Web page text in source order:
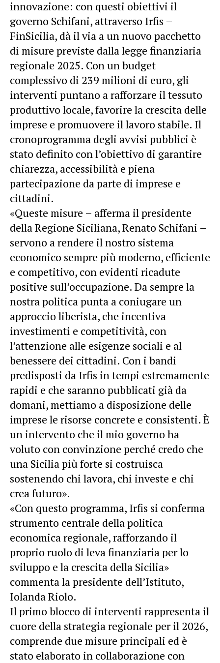
innovazione: con questi obiettivi il
governo Schifani, attraverso Irfis –
FinSicilia, dà il via a un nuovo pacchetto
di misure previste dalla legge finanziaria
regionale 2025. Con un budget
complessivo di 239 milioni di euro, gli
interventi puntano a rafforzare il tessuto
produttivo locale, favorire la crescita delle
imprese e promuovere il lavoro stabile. Il
cronoprogramma degli avvisi pubblici è
stato definito con l’obiettivo di garantire
chiarezza, accessibilità e piena
partecipazione da parte di imprese e
cittadini.
«Queste misure – afferma il presidente
della Regione Siciliana, Renato Schifani –
servono a rendere il nostro sistema
economico sempre più moderno, efficiente
e competitivo, con evidenti ricadute
positive sull’occupazione. Da sempre la
nostra politica punta a coniugare un
approccio liberista, che incentiva
investimenti e competitività, con
l’attenzione alle esigenze sociali e al
benessere dei cittadini. Con i bandi
predisposti da Irfis in tempi estremamente
rapidi e che saranno pubblicati già da
domani, mettiamo a disposizione delle
imprese le risorse concrete e consistenti. È
un intervento che il mio governo ha
voluto con convinzione perché credo che
una Sicilia più forte si costruisca
sostenendo chi lavora, chi investe e chi
crea futuro».
«Con questo programma, Irfis si conferma
strumento centrale della politica
economica regionale, rafforzando il
proprio ruolo di leva finanziaria per lo
sviluppo e la crescita della Sicilia»
commenta la presidente dell’Istituto,
Iolanda Riolo.
Il primo blocco di interventi rappresenta il
cuore della strategia regionale per il 2026,
comprende due misure principali ed è
stato elaborato in collaborazione con